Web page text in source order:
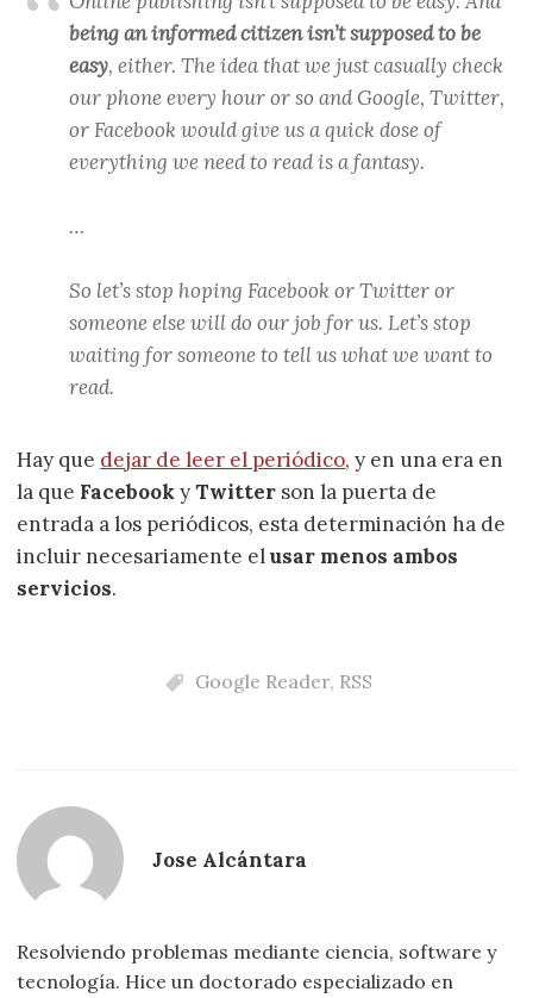
being an informed citizen isn’t supposed to be
easy, either. The idea that we just casually check
our phone every hour or so and Google, Twitter,
or Facebook would give us a quick dose of
everything we need to read is a fantasy.
…
So let’s stop hoping Facebook or Twitter or
someone else will do our job for us. Let’s stop
waiting for someone to tell us what we want to
read.
Hay que dejar de leer el periódico, y en una era en
la que FacebookyTwitter son la puerta de
entrada a los periódicos, esta determinación ha de
incluir necesariamente elusar menos ambos
servicios.
Google Reader, RSS
Jose Alcántara
Resolviendo problemas mediante ciencia, software y
tecnología. Hice un doctorado especializado en